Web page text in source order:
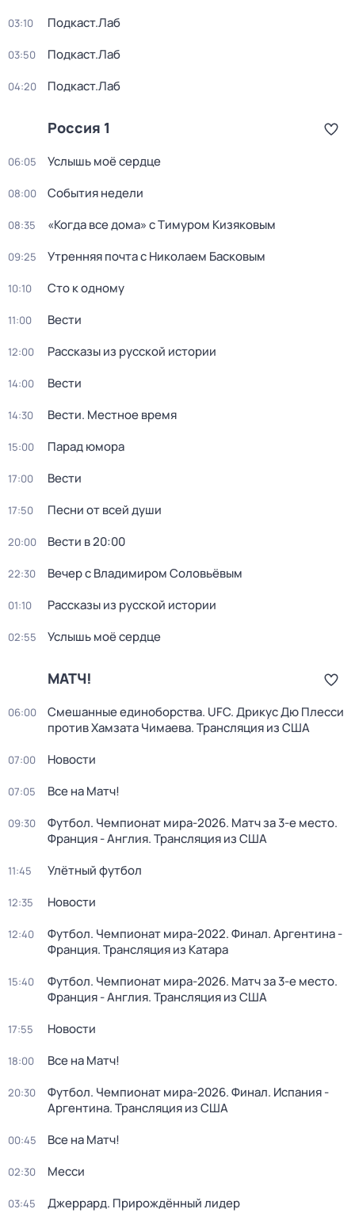
03:10 Подкаст.Лаб
03:50 Подкаст.Лаб
04:20 Подкаст.Лаб
Россия 1
06:05 Услышь моё сердце
08:00 События недели
08:35 «Когда все дома» с Тимуром Кизяковым
09:25 Утренняя почта с Николаем Басковым
10:10 Сто к одному
11:00 Вести
12:00 Рассказы из русской истории
14:00 Вести
14:30 Вести. Местное время
15:00 Парад юмора
17:00 Вести
17:50 Песни от всей души
20:00 Вести в 20:00
22:30 Вечер с Владимиром Соловьёвым
01:10 Рассказы из русской истории
02:55 Услышь моё сердце
МАТЧ!
06:00
Смешанные единоборства. UFC. Дрикус Дю Плесси
против Хамзата Чимаева. Трансляция из США
07:00 Новости
07:05 Все на Матч!
09:30
Футбол. Чемпионат мира-2026. Матч за 3-е место.
Франция - Англия. Трансляция из США
11:45 Улётный футбол
12:35 Новости
12:40
Футбол. Чемпионат мира-2022. Финал. Аргентина -
Франция. Трансляция из Катара
15:40
Футбол. Чемпионат мира-2026. Матч за 3-е место.
Франция - Англия. Трансляция из США
17:55 Новости
18:00 Все на Матч!
20:30
Футбол. Чемпионат мира-2026. Финал. Испания -
Аргентина. Трансляция из США
00:45 Все на Матч!
02:30 Месси
03:45 Джеррард. Прирождённый лидер